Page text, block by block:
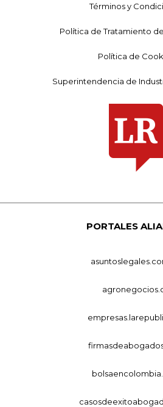
Términos y
Política de Tratamiento
Política de
Superintendencia de
PORTALES